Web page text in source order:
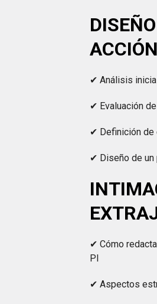
ACCIÓN
✔ Análisis
✔ Evaluación
✔ Definición de
✔ Diseño de un
✔ Cómo
PI
✔ Aspectos